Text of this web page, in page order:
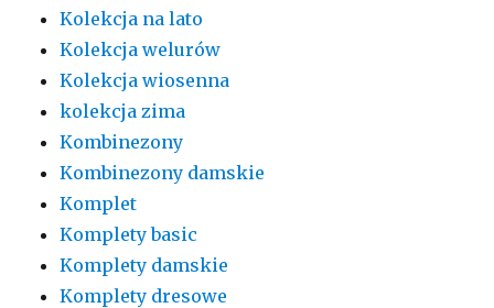
Kolekcja na lato
Kolekcja welurów
Kolekcja wiosenna
kolekcja zima
Kombinezony
Kombinezony damskie
Komplet
Komplety basic
Komplety damskie
Komplety dresowe